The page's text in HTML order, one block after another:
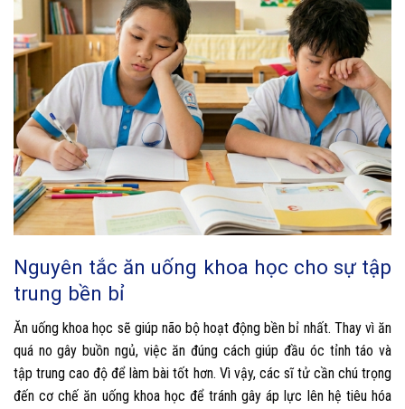
Nguyên tắc ăn uống khoa học cho sự tập
trung bền bỉ
Ăn uống khoa học sẽ giúp não bộ hoạt động bền bỉ nhất. Thay vì ăn
quá no gây buồn ngủ, việc ăn đúng cách giúp đầu óc tỉnh táo và
tập trung cao độ để làm bài tốt hơn. Vì vậy, các sĩ tử cần chú trọng
đến cơ chế ăn uống khoa học để tránh gây áp lực lên hệ tiêu hóa